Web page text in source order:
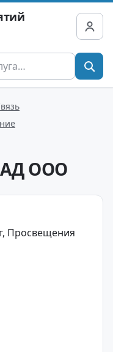
ООО
Просвещения